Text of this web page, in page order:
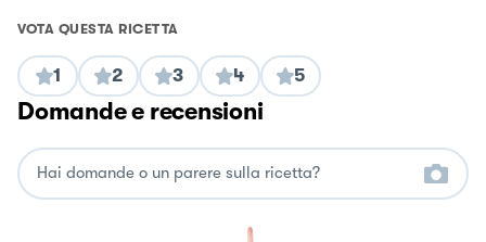
VOTA QUESTA RICETTA
1 2 3 4 5
Domande e recensioni